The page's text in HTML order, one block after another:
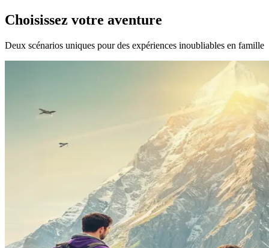
Choisissez votre aventure
Deux scénarios uniques pour des expériences inoubliables en famille